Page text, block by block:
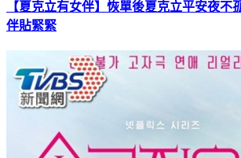
【夏克立有女伴】恢單後夏克立平安夜
伴貼緊緊